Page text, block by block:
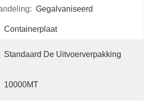
Gegalvaniseerd
Containerplaat
Standaard De Uitvoerverpakking
10000MT